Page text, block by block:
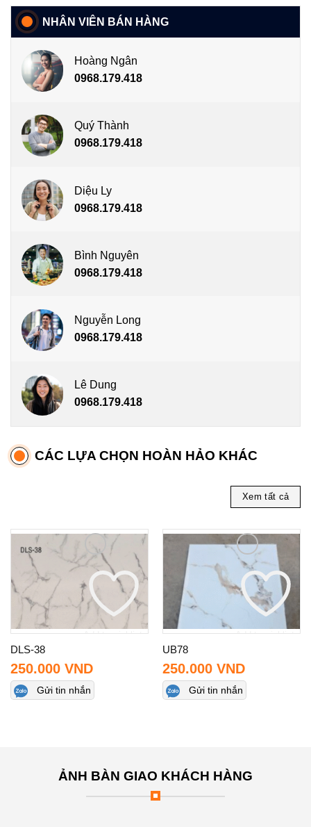
NHÂN VIÊN BÁN HÀNG
Hoàng Ngân
0968.179.418
Quý Thành
0968.179.418
Diệu Ly
0968.179.418
Bình Nguyên
0968.179.418
Nguyễn Long
0968.179.418
Lê Dung
0968.179.418
CÁC LỰA CHỌN HOÀN HẢO KHÁC
Xem tất cả
Add to wishlist
DLS-38
250.000 VND
Gửi tin nhắn
Add to wishlist
UB78
250.000 VND
Gửi tin nhắn
ẢNH BÀN GIAO KHÁCH HÀNG